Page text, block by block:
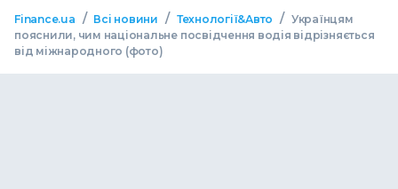
Finance.ua / Всі новини / Технології&Авто / Українцям
пояснили, чим національне посвідчення водія відрізняється
від міжнародного (фото)